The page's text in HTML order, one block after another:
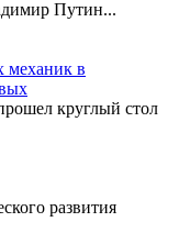
Путин...
механик в
круглый стол
развития